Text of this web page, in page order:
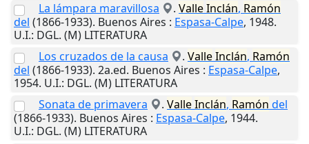
La lámpara maravillosa
. ValleInclán, Ramón
del (1866-1933). Buenos Aires : Espasa-Calpe, 1948.
U.I.: DGL. (M) LITERATURA
Los cruzados de la causa
. ValleInclán, Ramón
del (1866-1933). 2a.ed. Buenos Aires : Espasa-Calpe,
1954. U.I.: DGL. (M) LITERATURA
Sonata de primavera
. ValleInclán, Ramón del
(1866-1933). Buenos Aires : Espasa-Calpe, 1944.
U.I.: DGL. (M) LITERATURA